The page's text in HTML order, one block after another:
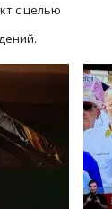
с целью